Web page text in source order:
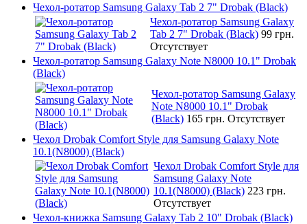
Чехол-ротатор Samsung Galaxy Tab 2 7" Drobak (Black)
Чехол-ротатор Samsung Galaxy
Tab 2 7" Drobak (Black) 99 грн.
Отсутствует
Чехол-ротатор Samsung Galaxy Note N8000 10.1" Drobak
(Black)
Чехол-ротатор Samsung Galaxy
Note N8000 10.1" Drobak
(Black) 165 грн. Отсутствует
Чехол Drobak Comfort Style для Samsung Galaxy Note
10.1(N8000) (Black)
Чехол Drobak Comfort Style для
Samsung Galaxy Note
10.1(N8000) (Black) 223 грн.
Отсутствует
Чехол-книжка Samsung Galaxy Tab 2 10" Drobak (Black)